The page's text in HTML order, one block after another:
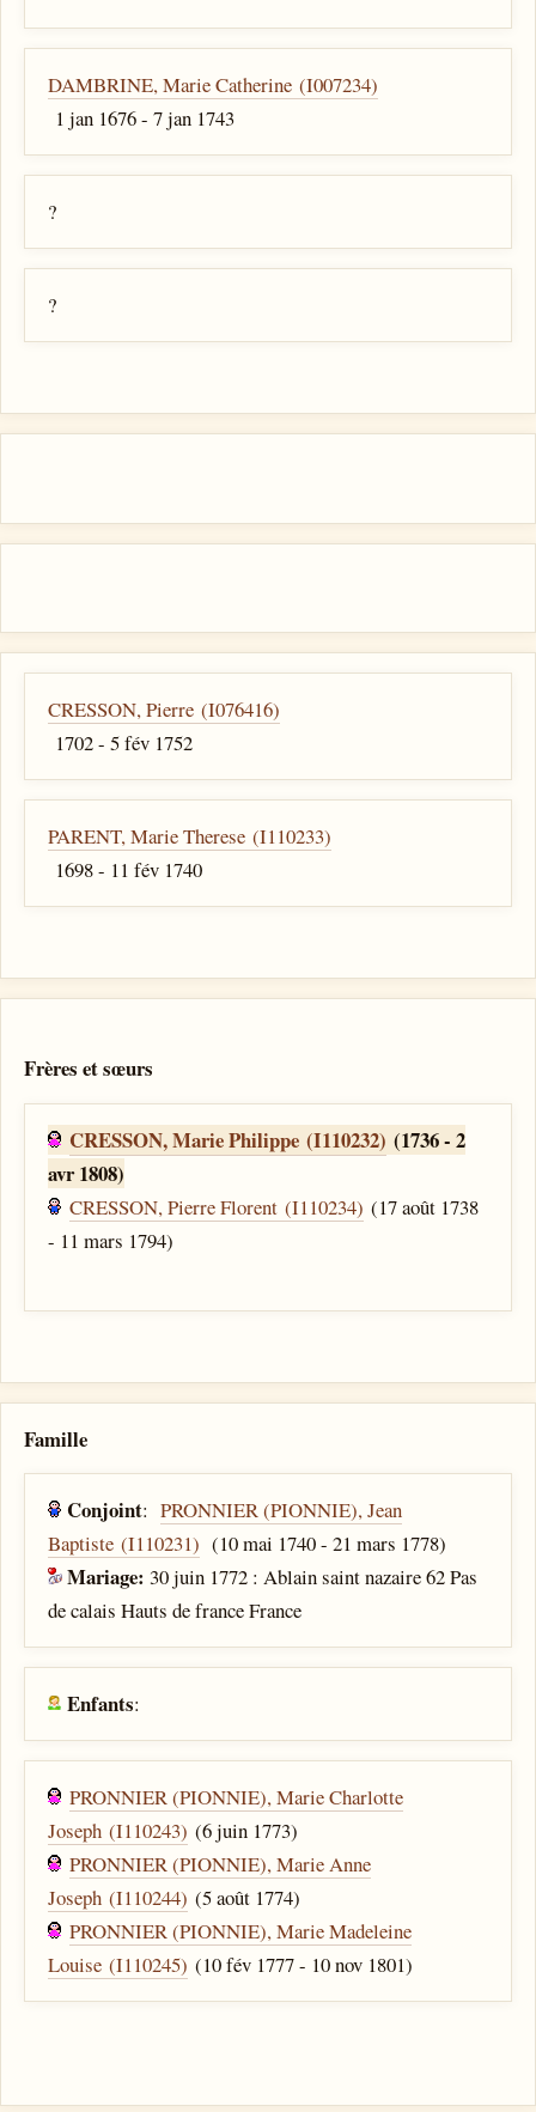
DAMBRINE, Marie Catherine (I007234)
1 jan 1676 - 7 jan 1743
?
?
CRESSON, Pierre (I076416)
1702 - 5 fév 1752
PARENT, Marie Therese (I110233)
1698 - 11 fév 1740
Frères et sœurs
CRESSON, Marie Philippe (I110232) (1736 - 2
avr 1808)
CRESSON, Pierre Florent (I110234) (17 août 1738
- 11 mars 1794)
Famille
Conjoint:PRONNIER (PIONNIE), Jean
Baptiste (I110231) (10 mai 1740 - 21 mars 1778)
Mariage:30 juin 1772 : Ablain saint nazaire 62 Pas
de calais Hauts de france France
Enfants:
PRONNIER (PIONNIE), Marie Charlotte
Joseph (I110243) (6 juin 1773)
PRONNIER (PIONNIE), Marie Anne
Joseph (I110244) (5 août 1774)
PRONNIER (PIONNIE), Marie Madeleine
Louise (I110245) (10 fév 1777 - 10 nov 1801)